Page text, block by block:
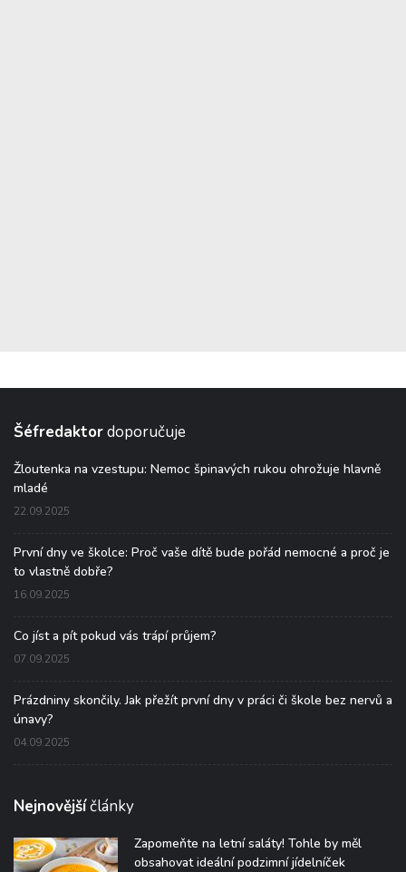
Šéfredaktordoporučuje
Žloutenka na vzestupu: Nemoc špinavých rukou ohrožuje hlavně
mladé
22.09.2025
První dny ve školce: Proč vaše dítě bude pořád nemocné a proč je
to vlastně dobře?
16.09.2025
Co jíst a pít pokud vás trápí průjem?
07.09.2025
Prázdniny skončily. Jak přežít první dny v práci či škole bez nervů a
únavy?
04.09.2025
Nejnovějšíčlánky
Zapomeňte na letní saláty! Tohle by měl
obsahovat ideální podzimní jídelníček